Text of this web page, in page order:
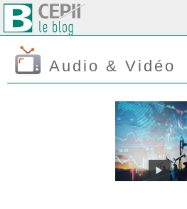
Audio & Vidéo